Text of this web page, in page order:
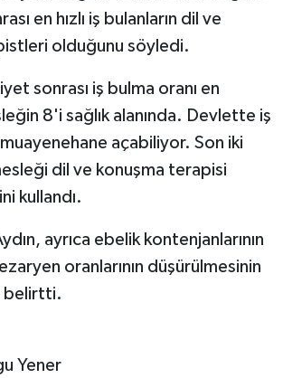
en hızlı iş bulanların dil ve
olduğunu söyledi.
sonrası iş bulma oranı en
8'i sağlık alanında. Devlette iş
açabiliyor. Son iki
dil ve konuşma terapisi
kullandı.
ayrıca ebelik kontenjanlarının
oranlarının düşürülmesinin
belirtti.
Yener